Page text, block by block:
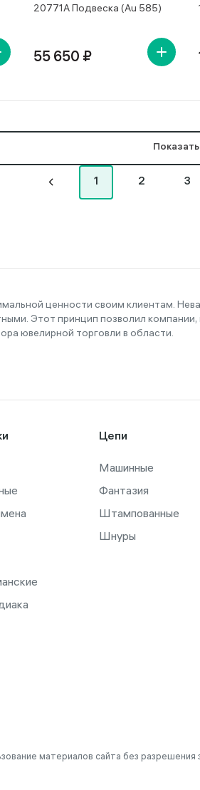
20771А Подвеска (Au 585)
55 650 ₽
1 2 3
ценности своим клиентам.
Этот принцип позволил
ювелирной торговли в области.
Цепи
Машинные
Фантазия
Штампованные
Шнуры
материалов сайта без разрешения